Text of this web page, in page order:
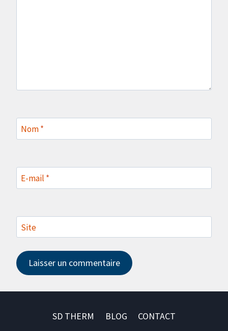
Nom*
E-mail *
Site
SD THERM BLOG
CONTACT